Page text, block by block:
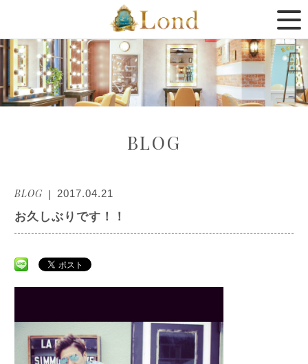
BLOG
BLOG 2017.04.21
お久しぶりです！！